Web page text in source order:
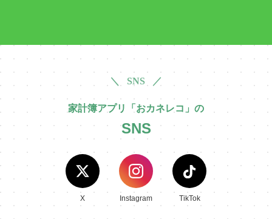
＼ SNS ／
家計簿アプリ「おカネレコ」の
SNS
X Instagram TikTok